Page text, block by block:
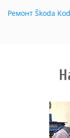
Ремонт Škoda